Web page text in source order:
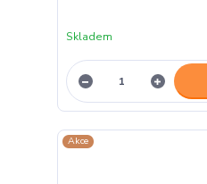
Skladem
Akce